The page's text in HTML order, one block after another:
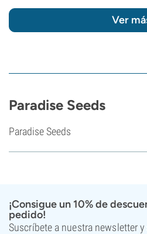
Ver
Paradise Seeds
Paradise Seeds
¡Consigue un 10% de
pedido!
Suscríbete a nuestra newsletter